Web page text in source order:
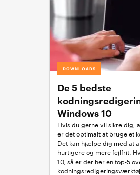
DOWNLOADS
De 5 bedste
Windows 10
Hvis du gerne vil sikre dig,
er det optimalt at bruge et
Det kan hjælpe dig med at
hurtigere og mere fejlfrit.
10, så er der her en top-5